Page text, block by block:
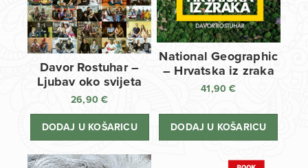
Davor Rostuhar –
Ljubav oko svijeta
26,90€
DODAJ U KOŠARICU
National Geographic
– Hrvatska iz zraka
41,90€
DODAJ U KOŠARICU